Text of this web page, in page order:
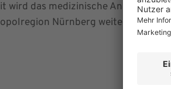
wird das medizinische Angebot
Nürnberg weiter gestärkt.